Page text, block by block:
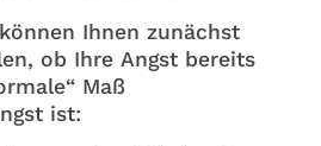
Ihnen zunächst
ob Ihre Angst bereits
Maß
ist: